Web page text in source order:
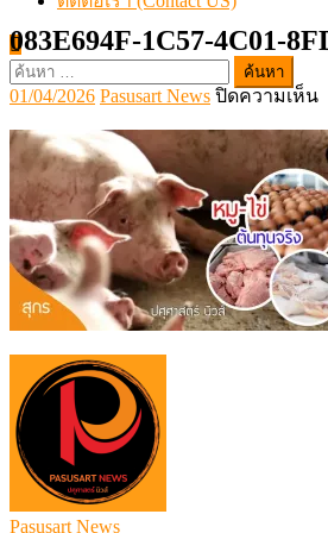
ค้นหา
สำหรับ:
083E694F-1C57-4C01-
Posted
on
01/04/2026Author
Pasusart News ปิดความเห็นบ
Pasusart News